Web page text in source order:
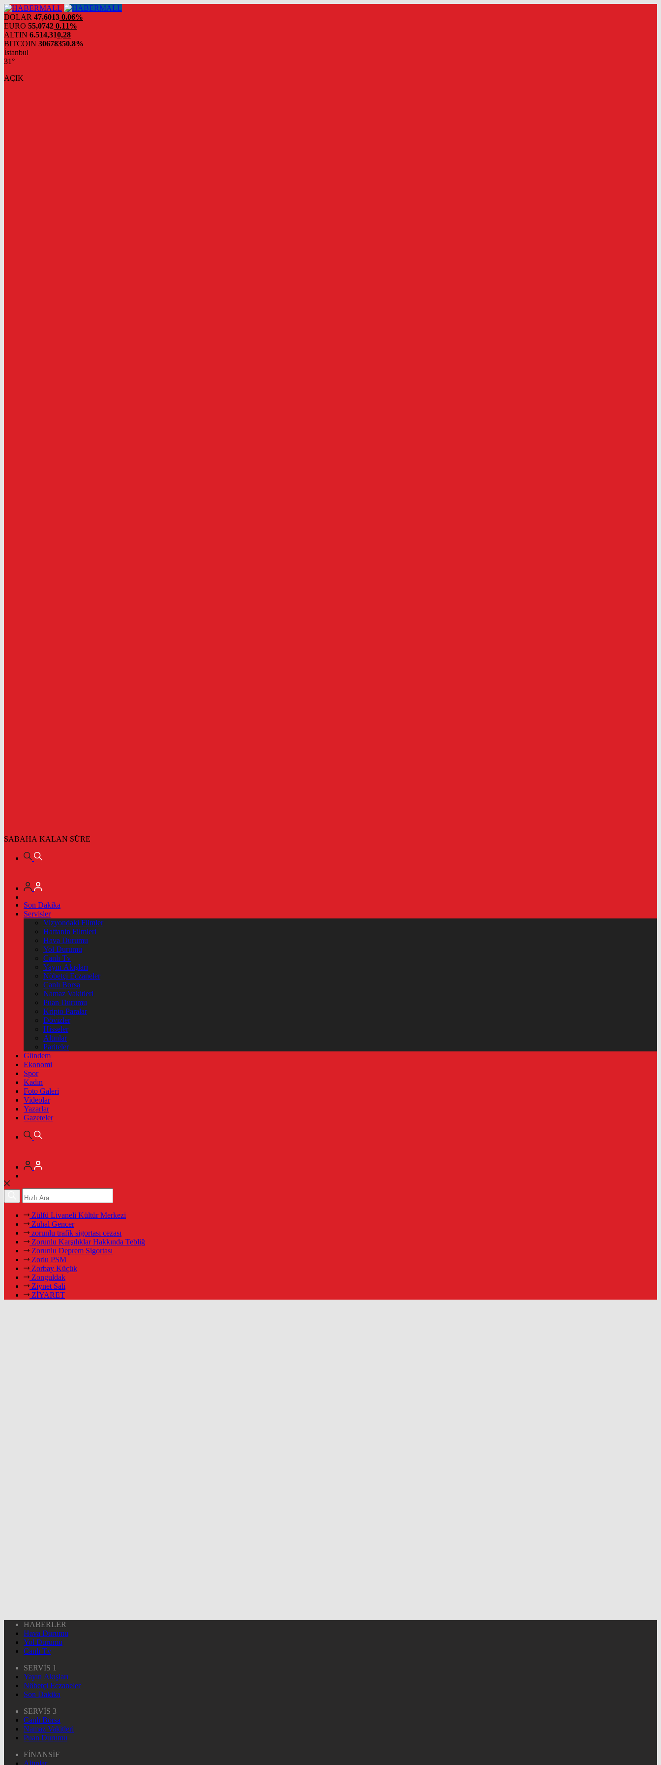
DOLAR 47,6013 0.06%
EURO 55,0742 0.11%
ALTIN 6.514,310,28
BITCOIN 30678350.8%
İstanbul
31°
AÇIK
SABAHA KALAN SÜRE
Son Dakika
Servisler
Vizyondaki Filmler
Haftanin Filmleri
Hava Durumu
Yol Durumu
Canlı Tv
Yayın Akışları
Nöbetçi Eczaneler
Canlı Borsa
Namaz Vakitleri
Puan Durumu
Kripto Paralar
Dövizler
Hisseler
Altınlar
Pariteler
Gündem
Ekonomi
Spor
Kadın
Foto Galeri
Videolar
Yazarlar
Gazeteler
Zülfü Livaneli Kültür Merkezi
Zuhal Gencer
zorunlu trafik sigortası cezası
Zorunlu Karşılıklar Hakkında Tebliğ
Zorunlu Deprem Sigortası
Zorlu PSM
Zorbay Küçük
Zonguldak
Ziynet Sali
ZİYARET
HABERLER
Hava Durumu
Yol Durumu
Canlı Tv
SERVİS 1
Yayın Akışları
Nöbetçi Eczaneler
Son Dakika
SERVİS 3
Canlı Borsa
Namaz Vakitleri
Puan Durumu
FİNANSİF
Altınlar